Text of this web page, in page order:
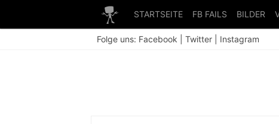
STARTSEITE FB FAILS BILDER
Folge uns: Facebook Twitter Instagram